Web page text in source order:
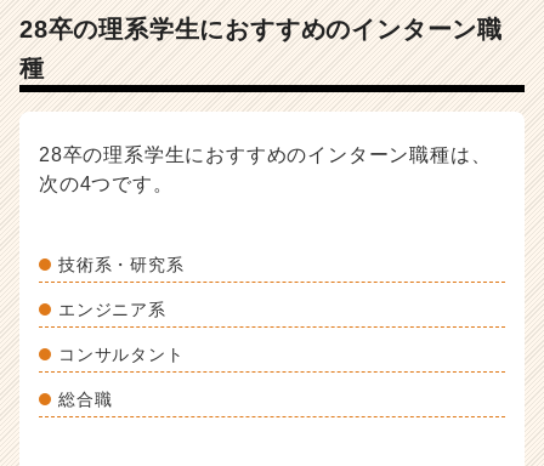
28卒の理系学生におすすめのインターン職
種
28卒の理系学生におすすめのインターン職種は、
次の4つです。
技術系・研究系
エンジニア系
コンサルタント
総合職